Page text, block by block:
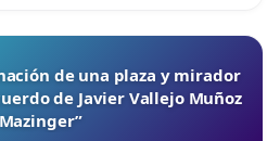
de una plaza y mirador
de Javier Vallejo Muñoz